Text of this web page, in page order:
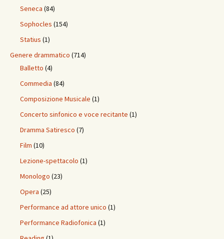
Seneca (84)
Sophocles (154)
Statius (1)
Genere drammatico (714)
Balletto (4)
Commedia (84)
Composizione Musicale (1)
Concerto sinfonico e voce recitante (1)
Dramma Satiresco (7)
Film (10)
Lezione-spettacolo (1)
Monologo (23)
Opera (25)
Performance ad attore unico (1)
Performance Radiofonica (1)